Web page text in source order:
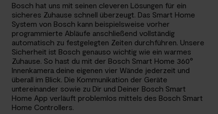
Bosch hat uns mit seinen cleveren Lösungen für ein
sicheres Zuhause schnell überzeugt. Das Smart Home
System von Bosch kann beispielsweise vorher
programmierte Abläufe anschließend vollständig
automatisch zu festgelegten Zeiten durchführen. Unsere
Sicherheit ist Bosch genauso wichtig wie ein warmes
Zuhause. So hast du mit der Bosch Smart Home 360°
Innenkamera deine eigenen vier Wände jederzeit und
überall im Blick. Die Kommunikation der Geräte
untereinander sowie zu Dir und Deiner Bosch Smart
Home App verläuft problemlos mittels des Bosch Smart
Home Controllers.